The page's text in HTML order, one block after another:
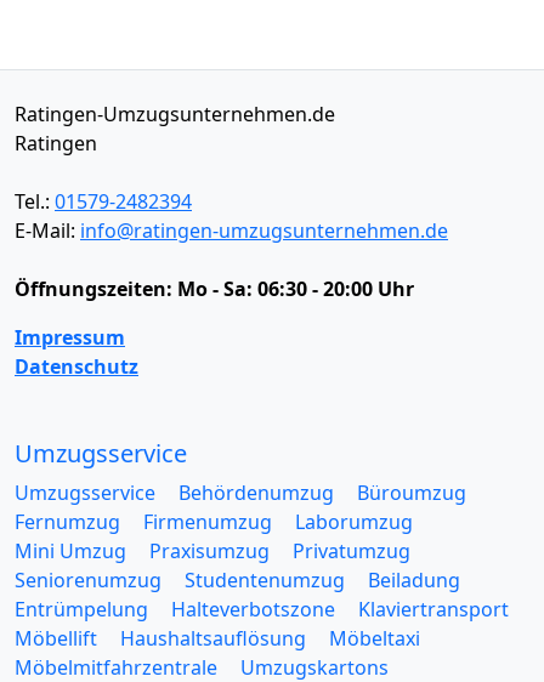
Ratingen-Umzugsunternehmen.de
Ratingen
Tel.: 01579-2482394
E-Mail: info@ratingen-umzugsunternehmen.de
Öffnungszeiten: Mo - Sa: 06:30 - 20:00 Uhr
Impressum
Datenschutz
Umzugsservice
Umzugsservice Behördenumzug
Büroumzug
Fernumzug
Firmenumzug
Laborumzug
Mini Umzug
Praxisumzug
Privatumzug
Seniorenumzug
Studentenumzug
Beiladung
Entrümpelung
Halteverbotszone
Klaviertransport
Möbellift
Haushaltsauflösung
Möbeltaxi
Möbelmitfahrzentrale
Umzugskartons